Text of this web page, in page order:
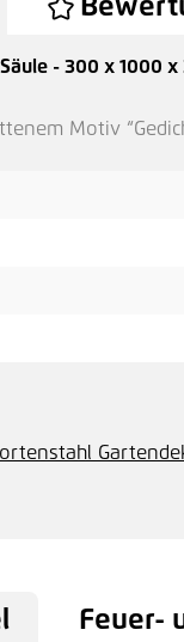
- 300 x 1000
Motiv
Feuer-